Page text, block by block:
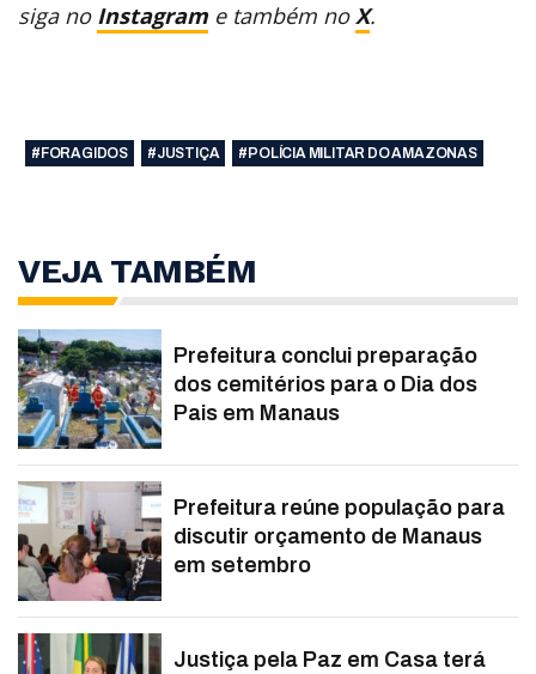
siga no Instagram e também noX.
#FORAGIDOS #JUSTIÇA #POLÍCIA MILITAR DO AMAZONAS
VEJA TAMBÉM
Prefeitura conclui preparação
dos cemitérios para o Dia dos
Pais em Manaus
Prefeitura reúne população para
discutir orçamento de Manaus
em setembro
Justiça pela Paz em Casa terá